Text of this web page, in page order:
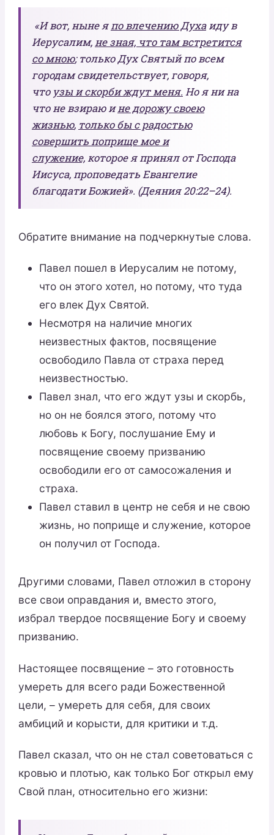
«И вот, ныне япо влечению Духаиду в
Иерусалим, не зная, что там встретится
со мною; только Дух Святый по всем
городам свидетельствует, говоря,
что узы и скорби ждут меня. Но я ни на
что не взираю ине дорожу своею
жизнью, только бы с радостью
совершить поприще мое и
служение,которое я принял от Господа
Иисуса, проповедать Евангелие
благодати Божией». (Деяния 20:22–24).
Обратите внимание на подчеркнутые слова.
Павел пошел в Иерусалим не потому,
что он этого хотел, но потому, что туда
его влек Дух Святой.
Несмотря на наличие многих
неизвестных фактов, посвящение
освободило Павла от страха перед
неизвестностью.
Павел знал, что его ждут узы и скорбь,
но он не боялся этого, потому что
любовь к Богу, послушание Ему и
посвящение своему призванию
освободили его от самосожаления и
страха.
Павел ставил в центр не себя и не свою
жизнь, но поприще и служение, которое
он получил от Господа.
Другими словами, Павел отложил в сторону
все свои оправдания и, вместо этого,
избрал твердое посвящение Богу и своему
призванию.
Настоящее посвящение – это готовность
умереть для всего ради Божественной
цели, – умереть для себя, для своих
амбиций и корысти, для критики и т.д.
Павел сказал, что он не стал советоваться с
кровью и плотью, как только Бог открыл ему
Свой план, относительно его жизни: